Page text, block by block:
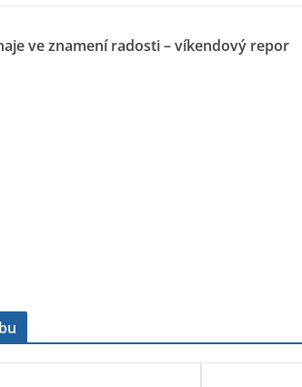
ve znamení radosti – víkendový repor